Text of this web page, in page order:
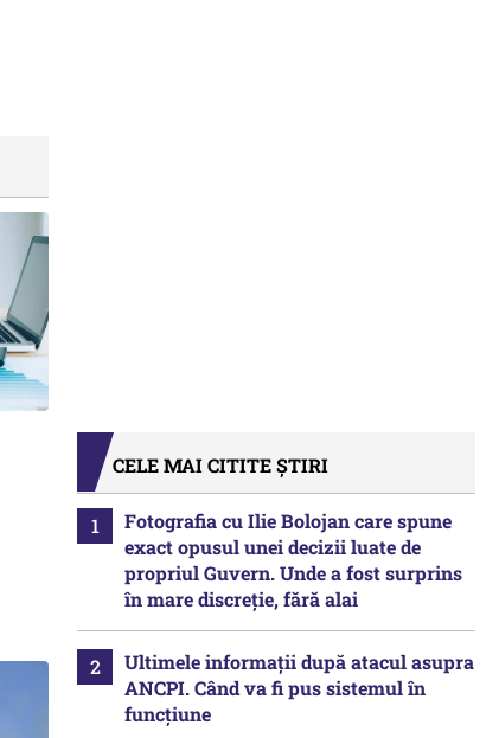
CELE MAI CITITE ȘTIRI
Fotografia cu Ilie Bolojan care spune
exact opusul unei decizii luate de
propriul Guvern. Unde a fost surprins
în mare discreție, fără alai
Ultimele informații după atacul asupra
ANCPI. Când va fi pus sistemul în
funcțiune